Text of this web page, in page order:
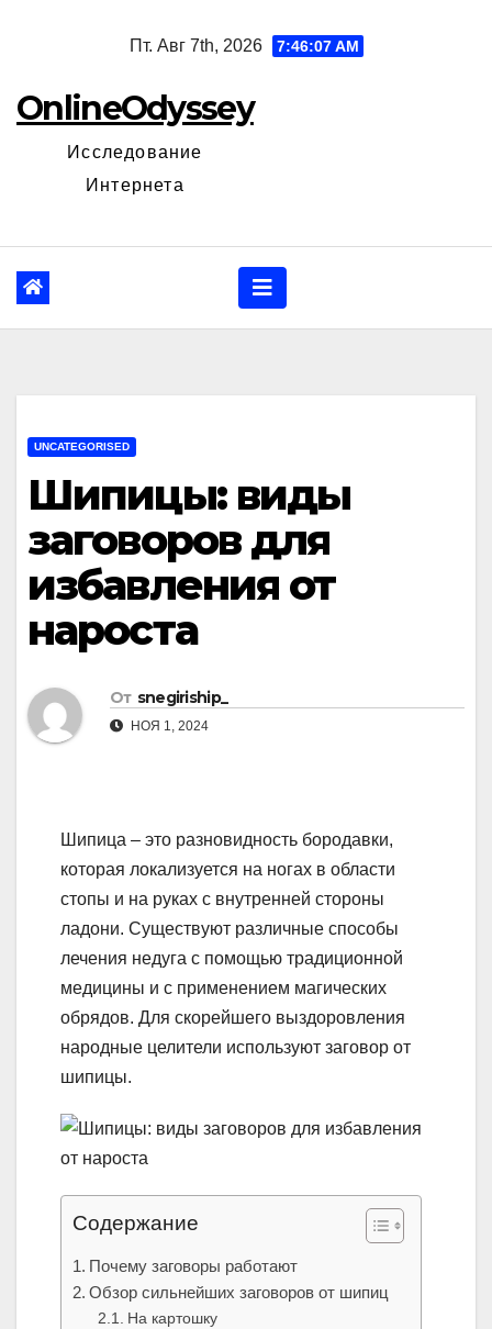
Пт. Авг 7th, 2026 7:46:08 AM
OnlineOdyssey
Исследование
Интернета
UNCATEGORISED
Шипицы: виды
заговоров для
избавления от
нароста
От snegiriship_
НОЯ 1, 2024
Шипица – это разновидность бородавки,
которая локализуется на ногах в области
стопы и на руках с внутренней стороны
ладони. Существуют различные способы
лечения недуга с помощью традиционной
медицины и с применением магических
обрядов. Для скорейшего выздоровления
народные целители используют заговор от
шипицы.
Содержание
Почему заговоры работают
Обзор сильнейших заговоров от шипиц
На картошку